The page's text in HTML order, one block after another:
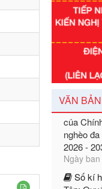
VĂN BẢN
Số kí
Tên:
của
nghèo đa
2026 -
Ngày
Số kí
Tên:
danh
hành